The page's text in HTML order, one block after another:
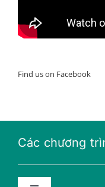
Find us on Facebook
Các chương